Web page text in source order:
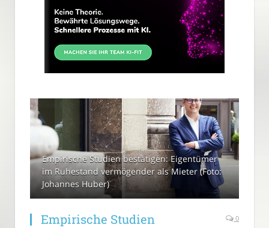
Empirische Studien bestätigen: Eigentümer
im Ruhestand vermögender als Mieter (Foto:
Johannes Huber)
Empirische Studien
0